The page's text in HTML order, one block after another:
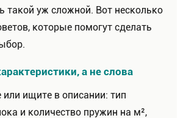
такой уж сложной. Вот несколько
которые помогут сделать
а не слова
ищите в описании: тип
и количество пружин на м²,